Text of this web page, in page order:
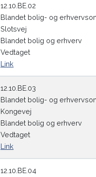
12.10.BE.02
Blandet bolig- og
Slotsvej
Blandet bolig og erhverv
Vedtaget
Link
12.10.BE.03
Blandet bolig- og
Kongevej
Blandet bolig og erhverv
Vedtaget
Link
12.10.BE.04